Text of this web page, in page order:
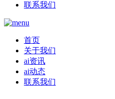
联系我们
首页
关于我们
ai资讯
ai动态
联系我们